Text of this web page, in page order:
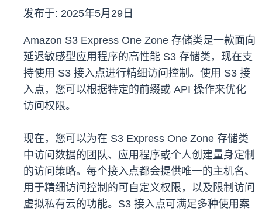
发布于: 2025年5月29日
Amazon S3 Express One Zone 存储类是一款面向
延迟敏感型应用程序的高性能 S3 存储类，现在支
持使用 S3 接入点进行精细访问控制。使用 S3 接
入点，您可以根据特定的前缀或 API 操作来优化
访问权限。
现在，您可以为在 S3 Express One Zone 存储类
中访问数据的团队、应用程序或个人创建量身定制
的访问策略。每个接入点都会提供唯一的主机名、
用于精细访问控制的可自定义权限，以及限制访问
虚拟私有云的功能。S3 接入点可满足多种使用案